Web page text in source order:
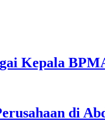
Kepala
di